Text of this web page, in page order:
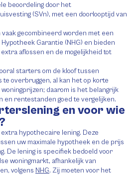
beoordeling door het
(SVn), met een doorlooptijd van
gecombineerd worden met een
Garantie (NHG) en bieden
aflossen en de mogelijkheid tot
starters om de kloof tussen
overbruggen, al kan het op korte
daarom is het belangrijk
en rentestanden goed te vergelijken.
en voor wie
hypothecaire lening. Deze
uw maximale hypotheek en de prijs
De lening is specifiek bedoeld voor
woningmarkt, afhankelijk van
volgens NHG. Zij moeten voor het